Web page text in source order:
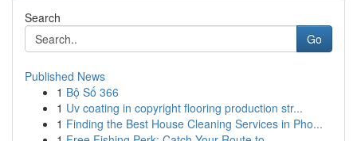
Search
Go
Published News
1 Bộ Số 366
1 Uv coating in copyright flooring production str...
1 Finding the Best House Cleaning Services in Pho...